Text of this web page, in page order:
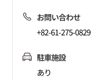
お問い合わせ
+82-61-275-0829
駐車施設
あり